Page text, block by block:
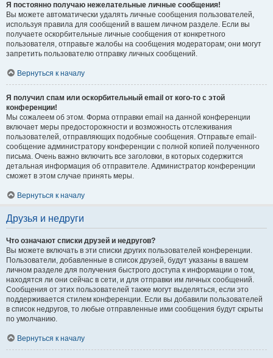
Я постоянно получаю нежелательные личные сообщения!
Вы можете автоматически удалять личные сообщения пользователей,
используя правила для сообщений в вашем личном разделе. Если вы
получаете оскорбительные личные сообщения от конкретного
пользователя, отправьте жалобы на сообщения модераторам; они могут
запретить пользователю отправку личных сообщений.
Вернуться к началу
Я получил спам или оскорбительный email от кого-то с этой
конференции!
Мы сожалеем об этом. Форма отправки email на данной конференции
включает меры предосторожности и возможность отслеживания
пользователей, отправляющих подобные сообщения. Отправьте email-
сообщение администратору конференции с полной копией полученного
письма. Очень важно включить все заголовки, в которых содержится
детальная информация об отправителе. Администратор конференции
сможет в этом случае принять меры.
Вернуться к началу
Друзья и недруги
Что означают списки друзей и недругов?
Вы можете включать в эти списки других пользователей конференции.
Пользователи, добавленные в список друзей, будут указаны в вашем
личном разделе для получения быстрого доступа к информации о том,
находятся ли они сейчас в сети, и для отправки им личных сообщений.
Сообщения от этих пользователей также могут выделяться, если это
поддерживается стилем конференции. Если вы добавили пользователей
в список недругов, то любые отправленные ими сообщения будут скрыты
по умолчанию.
Вернуться к началу